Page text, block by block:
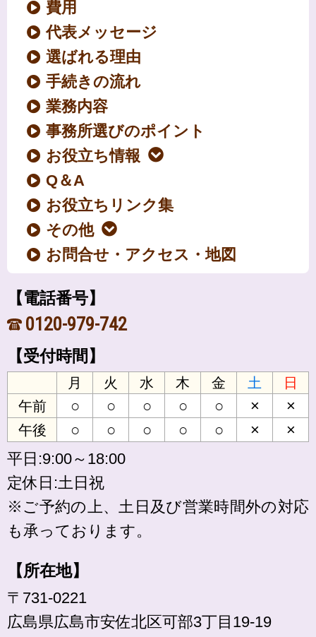
費用
代表メッセージ
選ばれる理由
手続きの流れ
業務内容
事務所選びのポイント
お役立ち情報
Q＆A
お役立ちリンク集
その他
お問合せ・アクセス・地図
【電話番号】
0120-979-742
【受付時間】
月 火 水 木 金 土
日
午前
○ ○ ○ ○ ○ × ×
午後 ○ ○ ○ ○ ○ ×
×
平日:9:00～18:00
定休日:土日祝
※ご予約の上、土日及び営業時間外の対応
も承っております。
【所在地】
〒731-0221
広島県広島市安佐北区可部3丁目19-19